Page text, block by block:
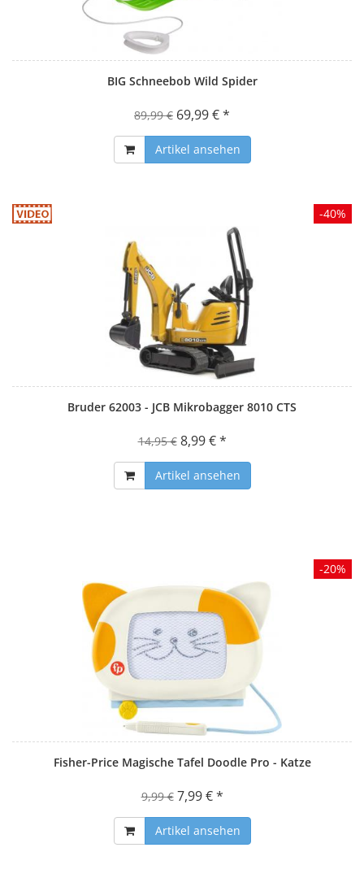
BIG Schneebob Wild Spider
89,99 € 69,99 € *
Artikel ansehen
Bruder 62003 - JCB Mikrobagger 8010 CTS
14,95 € 8,99 € *
Artikel ansehen
-40%
Fisher-Price Magische Tafel Doodle Pro - Katze
9,99 € 7,99 € *
Artikel ansehen
-20%